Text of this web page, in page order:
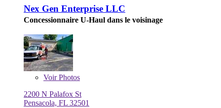
Nex Gen Enterprise LLC
Concessionnaire U-Haul dans le voisinage
VoirPhotos
2200 N Palafox St
Pensacola, FL 32501